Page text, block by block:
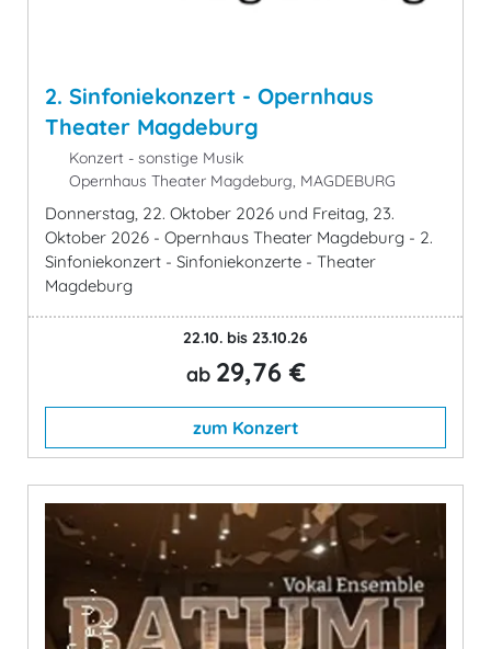
2. Sinfoniekonzert - Opernhaus
Theater Magdeburg
Konzert - sonstige Musik
Opernhaus Theater Magdeburg, MAGDEBURG
Donnerstag, 22. Oktober 2026 und Freitag, 23.
Oktober 2026 - Opernhaus Theater Magdeburg - 2.
Sinfoniekonzert - Sinfoniekonzerte - Theater
Magdeburg
22.10. bis 23.10.26
ab 29,76 €
zum Konzert